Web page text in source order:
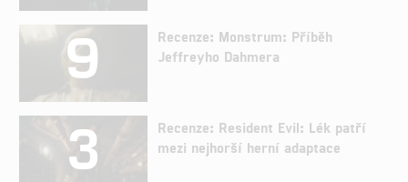
9
Recenze: Monstrum: Příběh
Jeffreyho Dahmera
3
Recenze: Resident Evil: Lék patří
mezi nejhorší herní adaptace